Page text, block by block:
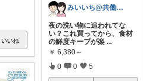
いいね
みいいち@共働き夫婦のQOL向上ROOM
夜の洗い物に追われてな
い？これ買ってから、食材
の鮮度キープが楽 ...
￥ 6,380～
0 0 5